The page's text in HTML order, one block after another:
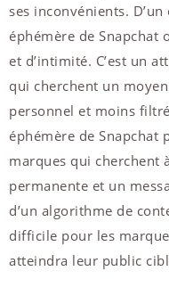
ses inconvénients.
éphémère de Snapchat
et d’intimité. C’est un
qui cherchent un
personnel et moins
éphémère de Snapchat
marques qui cherchent
permanente et un
d’un algorithme de
difficile pour les
atteindra leur public